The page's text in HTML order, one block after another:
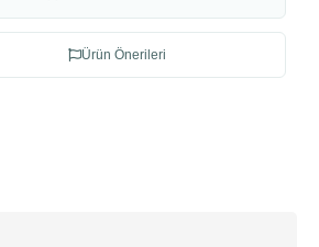
Ürün Önerileri